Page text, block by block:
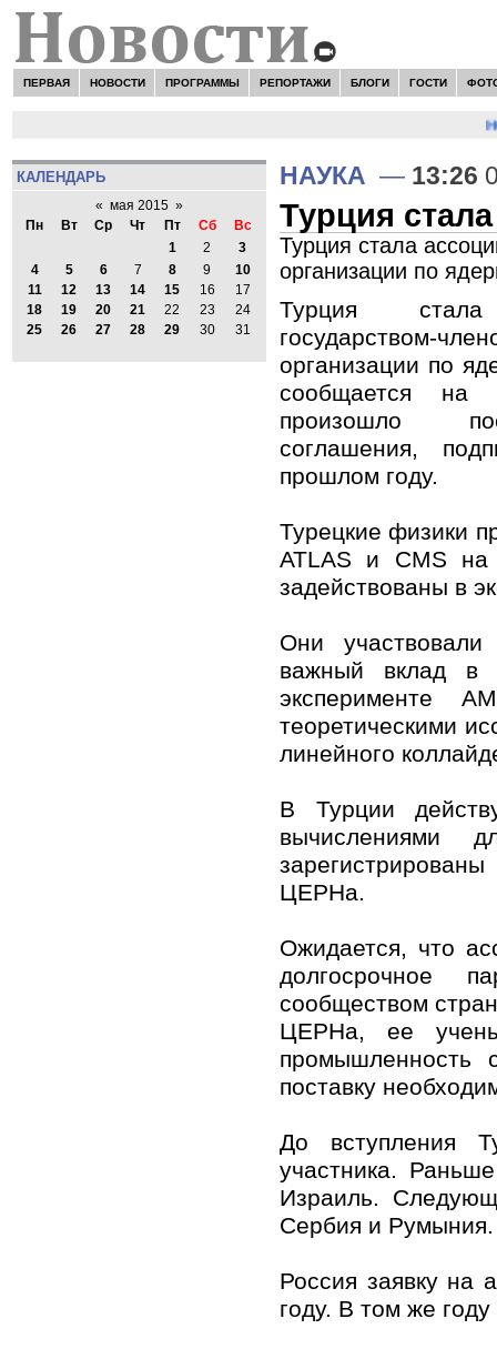
ПЕРВАЯ НОВОСТИ ПРОГРАММЫ РЕПОРТАЖИ БЛОГИ ГОСТИ
КАЛЕНДАРЬ
« мая 2015 »
Пн
Вт Ср Чт Пт Сб
Вс
1
2
3
4
5 6 7 8 9
10
11
12 13 14 15 16
17
18
19 20 21 22 23
24
25
26 27 28 29 30 31
НАУКА — 13:26
Турция
Турция стала
организации по
Турция стала
государством-
организации по
сообщается
произошло
соглашения,
прошлом году.
Турецкие физики
ATLAS и CMS
задействованы в
Они
важный вклад в
эксперименте
теоретическими
линейного
В Турции
ЦЕРНа.
Ожидается, что
долгосрочное
сообществом
ЦЕРНа, ее
промышленность
поставку
До вступления
участника.
Израиль.
Сербия и Румыния.
Россия заявку на
году. В том же